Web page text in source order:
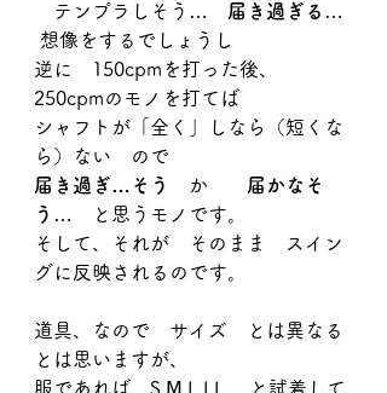
テンプラしそう…
届き過ぎる
想像をするでしょうし
逆に　150cpmを打った後、
250cpmのモノを打てば
シャフトが「全く」しなら（短くな
ら）ない　ので
届き過ぎ…そう
か
届かなそ
う
…　と思うモノです。
そして、それが　そのまま　スイン
グに反映されるのです。
道具、なので　サイズ　とは異なる
とは思いますが、
服であれば　S.Ⅿ.L.LL.　と試着して